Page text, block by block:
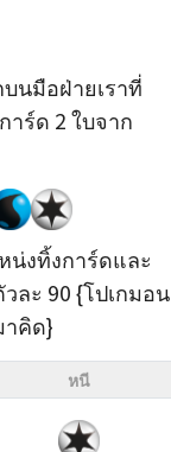
นมือฝ่ายเราที่
าร์ด 2 ใบจาก
น่งทิ้งการ์ดและ
ละ 90 {โปเกมอน
คิด}
หนี